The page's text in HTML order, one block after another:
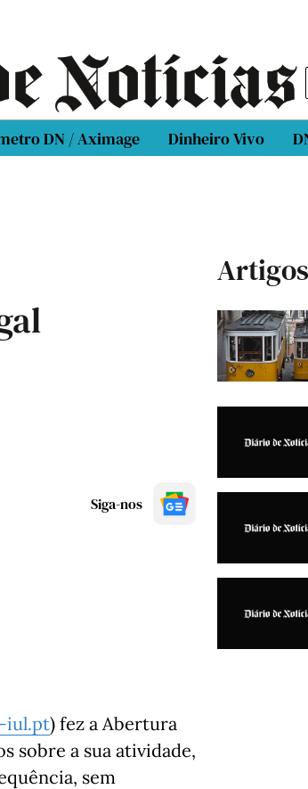
DN / Aximage Dinheiro Vivo
Siga-nos
iul.pt) fez a Abertura
sobre a sua atividade,
sem